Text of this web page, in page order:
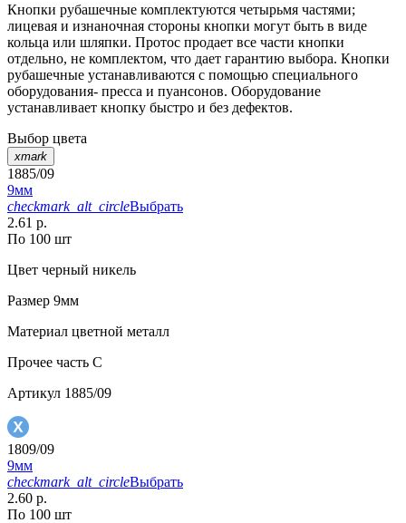
Кнопки рубашечные комплектуются четырьмя частями;
лицевая и изнаночная стороны кнопки могут быть в виде
кольца или шляпки. Протос продает все части кнопки
отдельно, не комплектом, что дает гарантию выбора. Кнопки
рубашечные устанавливаются с помощью специального
оборудования- пресса и пуансонов. Оборудование
устанавливает кнопку быстро и без дефектов.
Выбор цвета
xmark
1885/09
9мм
checkmark_alt_circleВыбрать
2.61 р.
По 100 шт
Цвет черный никель
Размер 9мм
Материал цветной металл
Прочее часть С
Артикул 1885/09
1809/09
9мм
checkmark_alt_circleВыбрать
2.60 р.
По 100 шт